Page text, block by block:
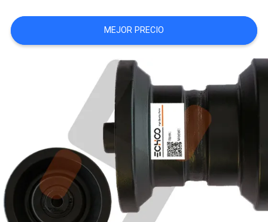
DEL
SITIO
MEJOR PRECIO